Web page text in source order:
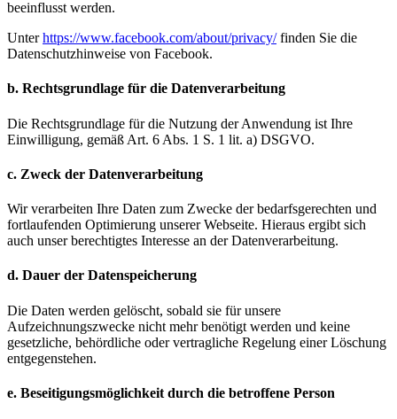
beeinflusst werden.
Unterhttps://www.facebook.com/about/privacy/finden Sie die
Datenschutzhinweise von Facebook.
b. Rechtsgrundlage für die Datenverarbeitung
Die Rechtsgrundlage für die Nutzung der Anwendung ist Ihre
Einwilligung, gemäß Art. 6 Abs. 1 S. 1 lit. a) DSGVO.
c. Zweck der Datenverarbeitung
Wir verarbeiten Ihre Daten zum Zwecke der bedarfsgerechten und
fortlaufenden Optimierung unserer Webseite. Hieraus ergibt sich
auch unser berechtigtes Interesse an der Datenverarbeitung.
d. Dauer der Datenspeicherung
Die Daten werden gelöscht, sobald sie für unsere
Aufzeichnungszwecke nicht mehr benötigt werden und keine
gesetzliche, behördliche oder vertragliche Regelung einer Löschung
entgegenstehen.
e. Beseitigungsmöglichkeit durch die betroffene Person